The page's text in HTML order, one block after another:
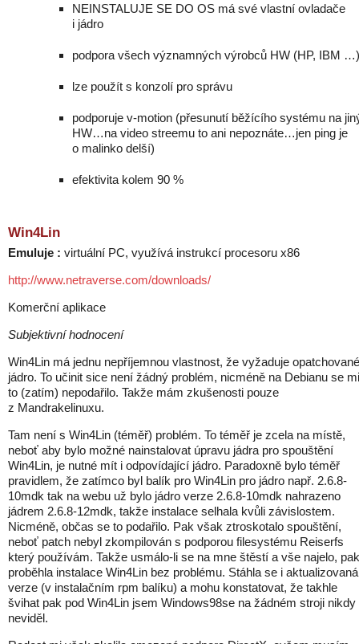
NEINSTALUJE SE DO OS má své vlastní ovladače
i jádro
podpora všech významných výrobců HW (HP, IBM …)
lze použít s konzolí pro správu
podporuje v-motion (přesunutí běžícího systému na
HW…na video streemu to ani nepoznáte…jen ping je
o malinko delší)
efektivita kolem 90 %
Win4Lin
Emuluje : virtuální PC, využívá instrukcí procesoru x86
http://www.netraverse.com/downloads/
Komerční aplikace
Subjektivní hodnocení
Win4Lin má jednu nepříjemnou vlastnost, že vyžaduje opatchované
jádro. To učinit sice není žádný problém, nicméně na Debianu se mi
to (zatím) nepodařilo. Takže mám zkušenosti pouze
z Mandrakelinuxu.
Tam není s Win4Lin (téměř) problém. To téměř je zcela na místě,
neboť aby bylo možné nainstalovat úpravu jádra pro spouštění
Win4Lin, je nutné mít i odpovídající jádro. Paradoxně bylo téměř
pravidlem, že zatímco byl balík pro Win4Lin pro jádro např. 2.6.8-
10mdk tak na webu už bylo jádro verze 2.6.8-10mdk nahrazeno
jádrem 2.6.8-12mdk, takže instalace selhala kvůli závislostem.
Nicméně, občas se to podařilo. Pak však ztroskotalo spouštění,
neboť patch nebyl zkompilován s podporou filesystému Reiserfs
který používám. Takže usmálo-li se na mne štěstí a vše najelo, pak
proběhla instalace Win4Lin bez problému. Stáhla se i aktualizovaná
verze (v instalačním rpm balíku) a mohu konstatovat, že takhle
švihat pak pod Win4Lin jsem Windows98se na žádném stroji nikdy
neviděl.